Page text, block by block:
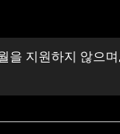
을 지원하지 않으